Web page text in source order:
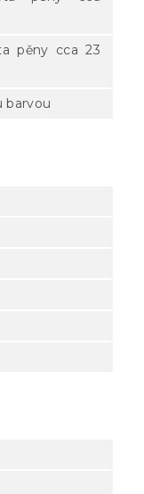
pěny cca 23
barvou